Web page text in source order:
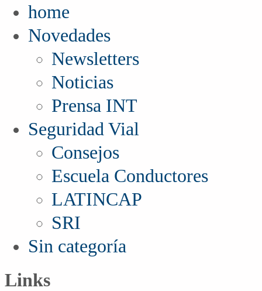
home
Novedades
Newsletters
Noticias
Prensa INT
Seguridad Vial
Consejos
Escuela Conductores
LATINCAP
SRI
Sin categoría
Links